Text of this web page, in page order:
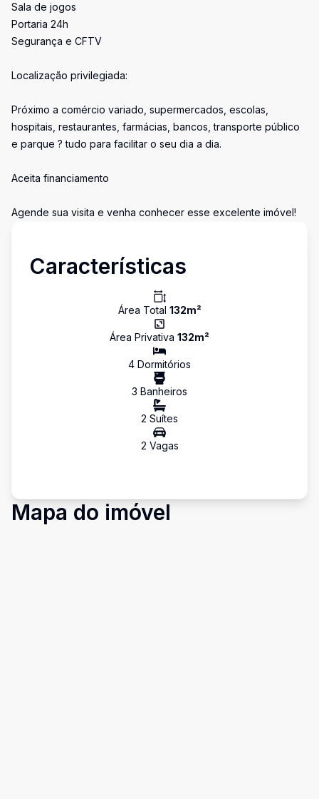
Sala de jogos
Portaria 24h
Segurança e CFTV
Localização privilegiada:
Próximo a comércio variado, supermercados, escolas,
hospitais, restaurantes, farmácias, bancos, transporte público
e parque ? tudo para facilitar o seu dia a dia.
Aceita financiamento
Agende sua visita e venha conhecer esse excelente imóvel!
Características
Área Total 132m²
Área Privativa 132m²
4 Dormitórios
3 Banheiros
2 Suítes
2 Vagas
Mapa do imóvel